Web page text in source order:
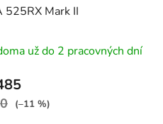
525RX Mark II
už do 2 pracovných dní
(–11 %)